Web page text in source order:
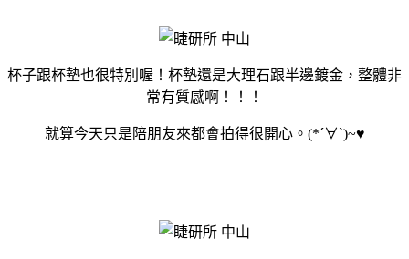
杯子跟杯墊也很特別喔！杯墊還是大理石跟半邊鍍金，整體非
常有質感啊！！！
就算今天只是陪朋友來都會拍得很開心。(*´∀`)~♥